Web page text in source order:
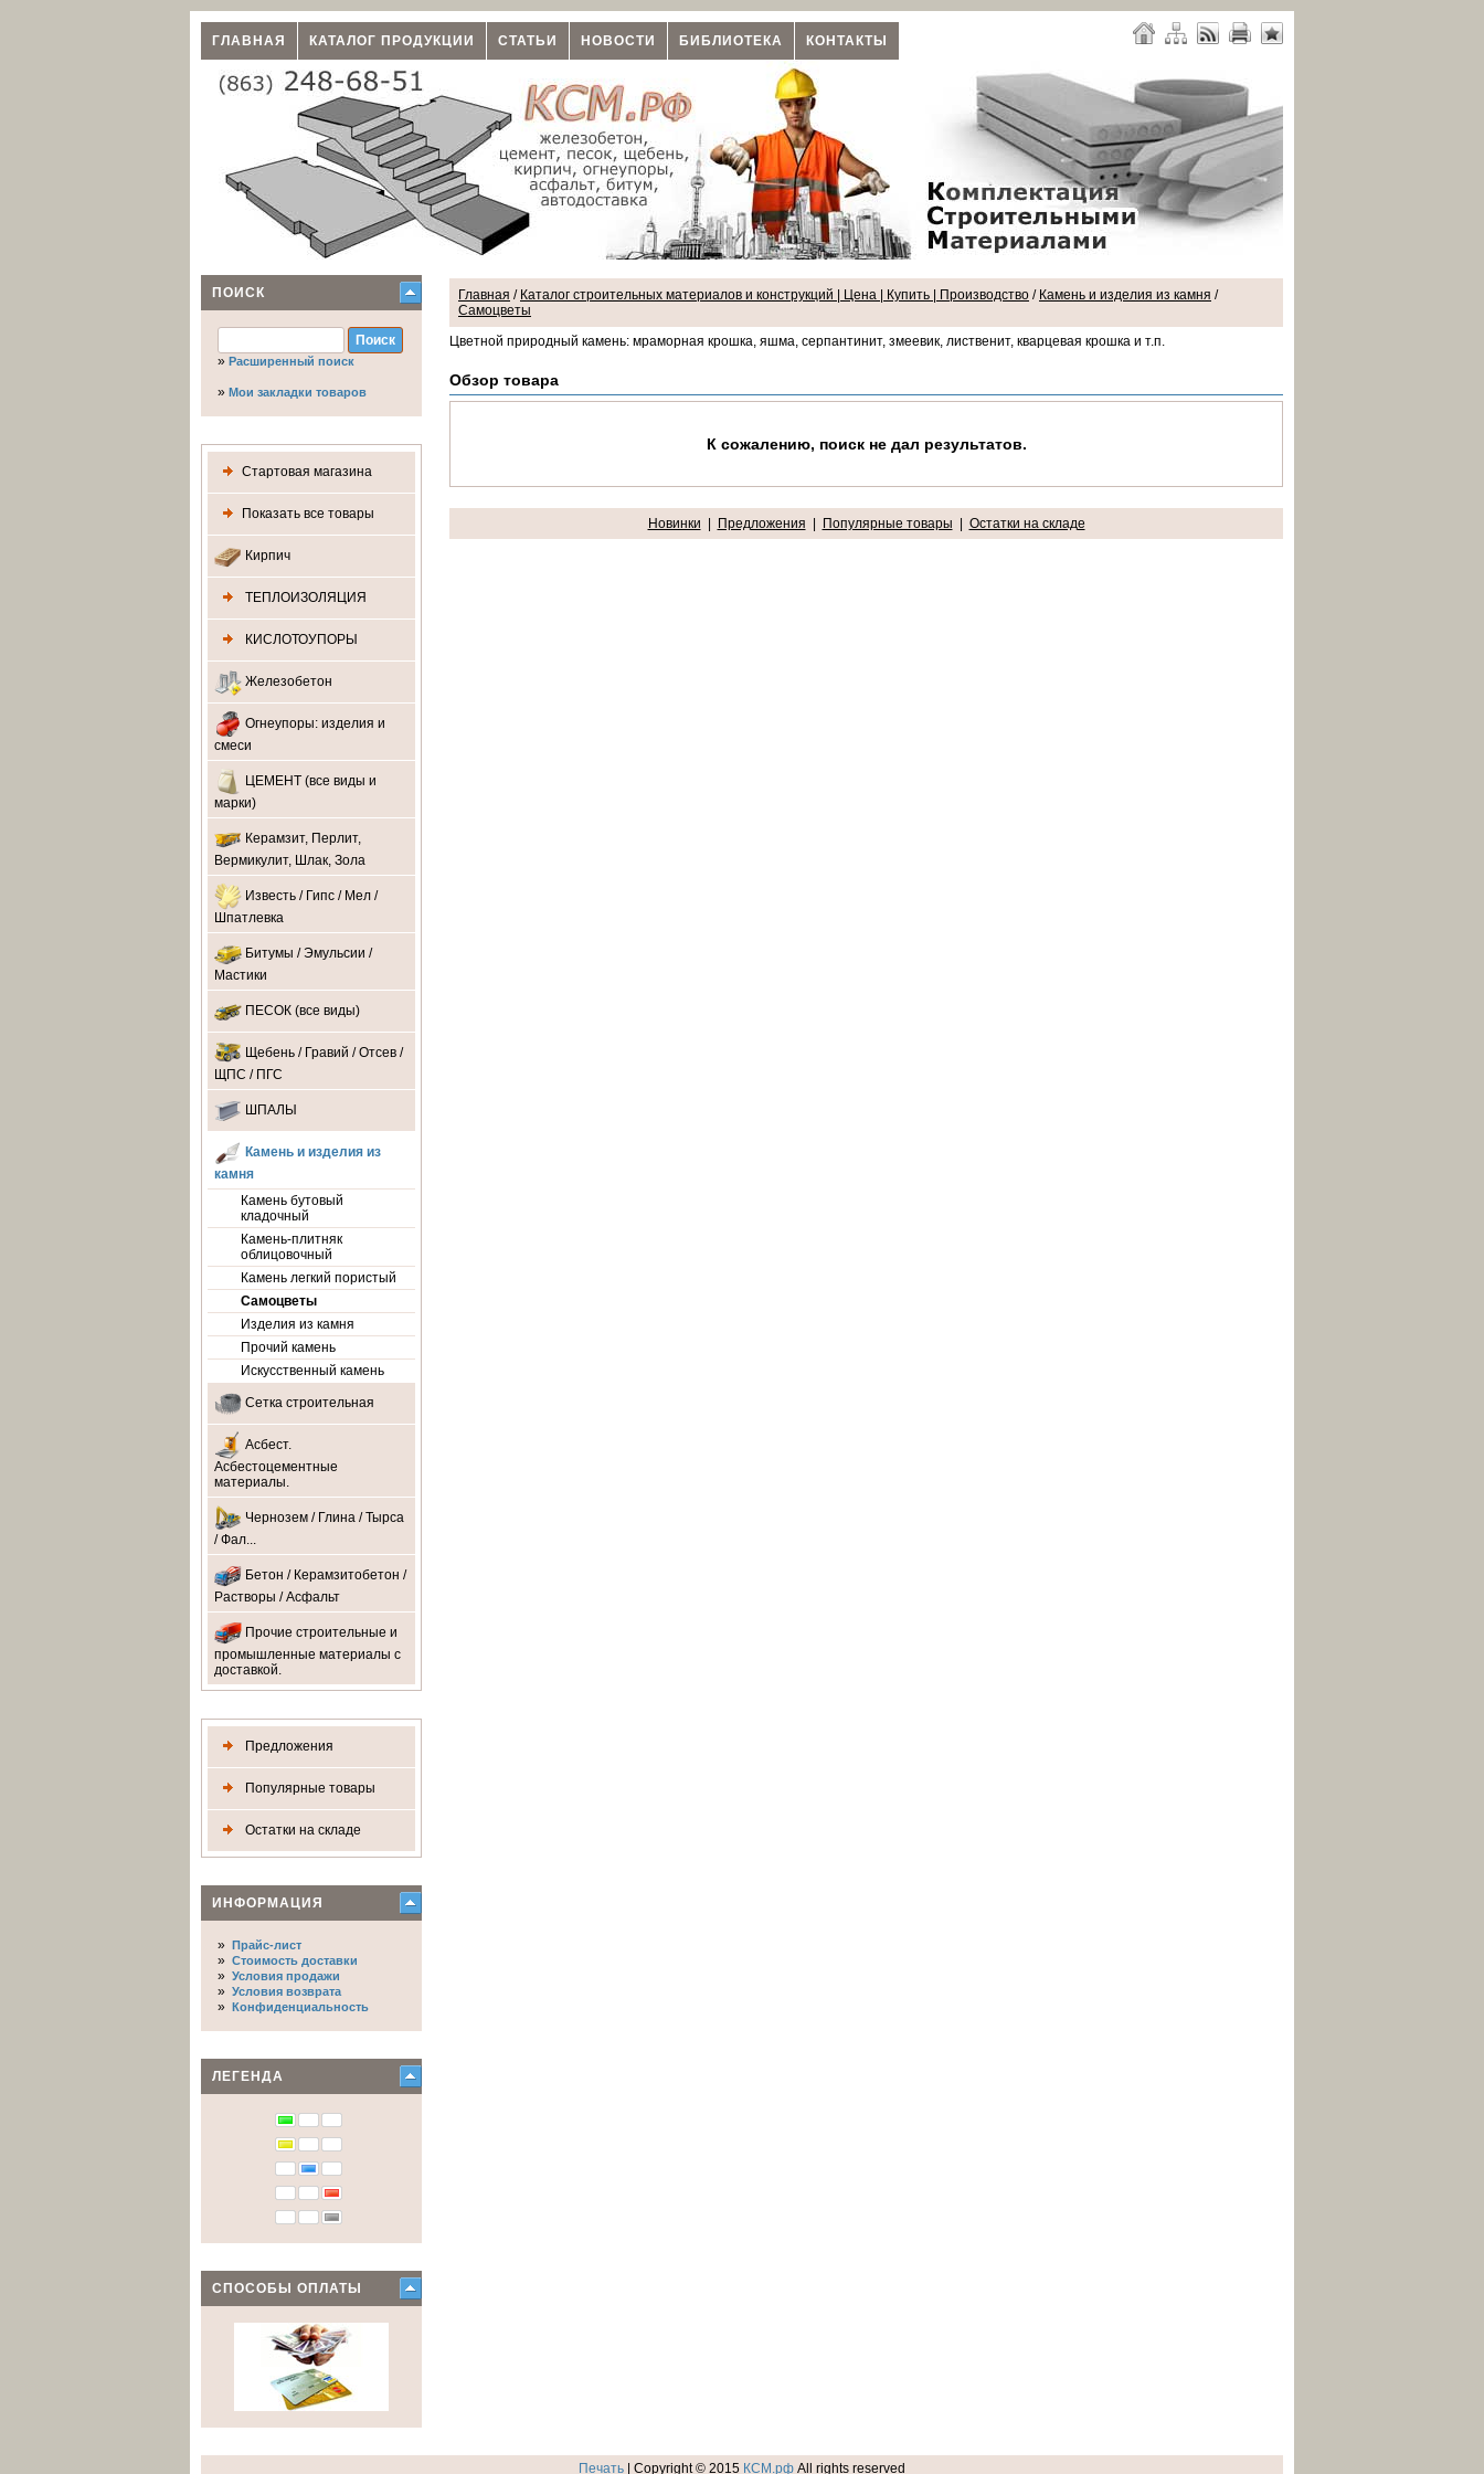
ГЛАВНАЯ КАТАЛОГ ПРОДУКЦИИ СТАТЬИ НОВОСТИ БИБЛИОТЕКА КОНТАКТЫ
ПОИСК
» Расширенный поиск
» Мои закладки товаров
Стартовая магазина
Показать все товары
Кирпич
ТЕПЛОИЗОЛЯЦИЯ
КИСЛОТОУПОРЫ
Железобетон
Огнеупоры: изделия и
смеси
ЦЕМЕНТ (все виды и
марки)
Керамзит, Перлит,
Вермикулит, Шлак, Зола
Известь / Гипс / Мел /
Шпатлевка
Битумы / Эмульсии /
Мастики
ПЕСОК (все виды)
Щебень / Гравий / Отсев /
ЩПС / ПГС
ШПАЛЫ
Камень и изделия из
камня
Камень бутовый
кладочный
Камень-плитняк
облицовочный
Камень легкий пористый
Самоцветы
Изделия из камня
Прочий камень
Искусственный камень
Сетка строительная
Асбест.
Асбестоцементные
материалы.
Чернозем / Глина / Тырса
/ Фал...
Бетон / Керамзитобетон /
Растворы / Асфальт
Прочие строительные и
промышленные материалы с
доставкой.
Предложения
Популярные товары
Остатки на складе
ИНФОРМАЦИЯ
» Прайс-лист
» Стоимость доставки
» Условия продажи
» Условия возврата
» Конфиденциальность
ЛЕГЕНДА
СПОСОБЫ ОПЛАТЫ
Главная / Каталог строительных материалов и конструкций | Цена | Купить | Производство / Камень и изделия из камня /
Самоцветы
Цветной природный камень: мраморная крошка, яшма, серпантинит, змеевик, лиственит, кварцевая крошка и т.п.
Обзор товара
К сожалению, поиск не дал результатов.
Новинки Предложения Популярные товары Остатки на складе
Печать | Copyright © 2015 КСМ.рф All rights reserved